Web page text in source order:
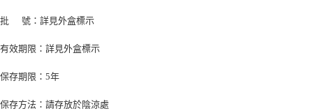
批 號：詳見外盒標示
有效期限：詳見外盒標示
保存期限：5年
保存方法：請存放於陰涼處